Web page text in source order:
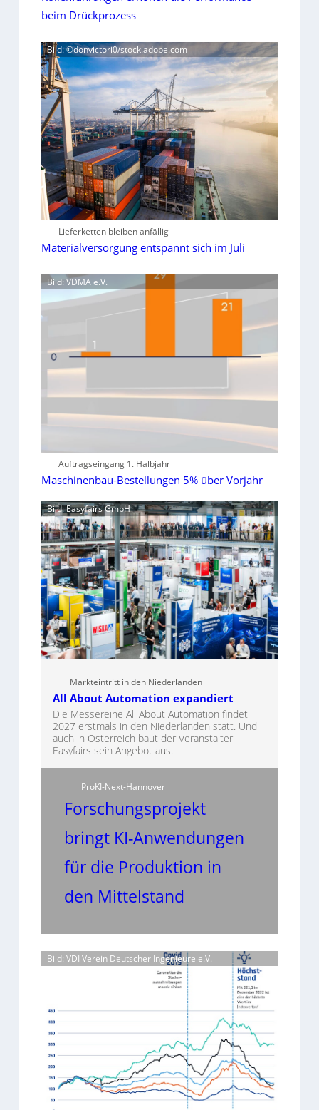
beim Drückprozess
Bild: ©donvictori0/stock.adobe.com
Lieferketten bleiben anfällig
Materialversorgung entspannt sich im Juli
Bild: VDMA e.V.
Auftragseingang 1. Halbjahr
Maschinenbau-Bestellungen 5% über Vorjahr
Bild: Easyfairs GmbH
Markteintritt in den Niederlanden
All About Automation expandiert
Die Messereihe All About Automation findet
2027 erstmals in den Niederlanden statt. Und
auch in Österreich baut der Veranstalter
Easyfairs sein Angebot aus.
ProKI-Next-Hannover
Forschungsprojekt
bringt KI-Anwendungen
für die Produktion in
den Mittelstand
Bild: VDI Verein Deutscher Ingenieure e.V.